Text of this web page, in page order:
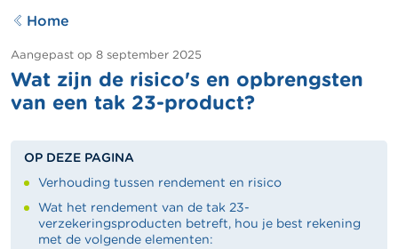
Home
Aangepast op 8 september 2025
Wat zijn de risico's en opbrengsten
van een tak 23-product?
OP DEZE PAGINA
Verhouding tussen rendement en risico
Wat het rendement van de tak 23-
verzekeringsproducten betreft, hou je best rekening
met de volgende elementen: